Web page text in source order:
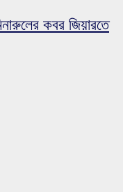
কবর জিয়ারতে